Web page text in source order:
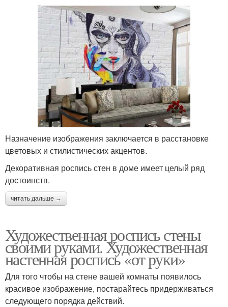
Назначение изображения заключается в расстановке
цветовых и стилистических акцентов.
Декоративная роспись стен в доме имеет целый ряд
достоинств.
читать дальше →
Художественная роспись стены
своими руками. Художественная
настенная роспись «от руки»
Для того чтобы на стене вашей комнаты появилось
красивое изображение, постарайтесь придерживаться
следующего порядка действий.